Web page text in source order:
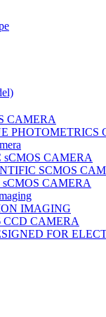
CAMERA
PHOTOMETRICS
sCMOS CAMERA
SCMOS
CAMERA
IMAGING
CAMERA
FOR